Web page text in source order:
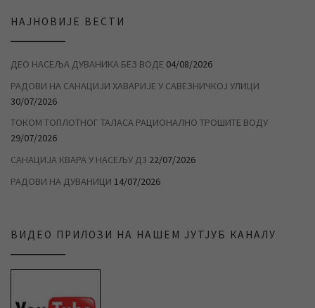
НАЈНОВИЈЕ ВЕСТИ
ДЕО НАСЕЉА ДУВАНИКА БЕЗ ВОДЕ 04/08/2026
РАДОВИ НА САНАЦИЈИ ХАВАРИЈЕ У САВЕЗНИЧКОЈ УЛИЦИ
30/07/2026
ТОКОМ ТОПЛОТНОГ ТАЛАСА РАЦИОНАЛНО ТРОШИТЕ ВОДУ
29/07/2026
САНАЦИЈА КВАРА У НАСЕЉУ Д3 22/07/2026
РАДОВИ НА ДУВАНИЦИ 14/07/2026
ВИДЕО ПРИЛОЗИ НА НАШЕМ ЈУТЈУБ КАНАЛУ